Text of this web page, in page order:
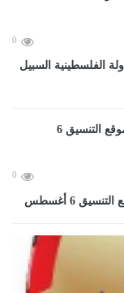
0
الفلسطينية السبيل
0